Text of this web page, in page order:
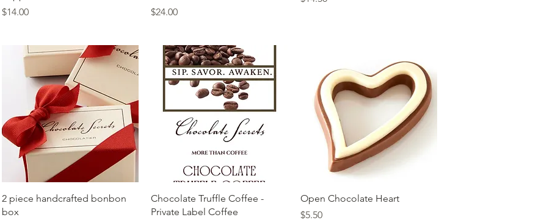
मूल्य
$14.00
मूल्य
$24.00
त्वरित दृश्य
2 piece handcrafted bonbon
box
त्वरित दृश्य
Chocolate Truffle Coffee -
Private Label Coffee
त्वरित दृश्य
Open Chocolate Heart
मूल्य
$5.50